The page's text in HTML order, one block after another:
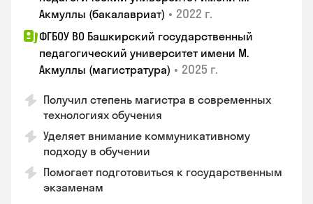
Акмуллы (бакалавриат) • 2022 г.
ФГБОУ ВО Башкирский государственный
педагогический университет имени М.
Акмуллы (магистратура) • 2025 г.
Получил степень магистра в современных
технологиях обучения
Уделяет внимание коммуникативному
подходу в обучении
Помогает подготовиться к государственным
экзаменам